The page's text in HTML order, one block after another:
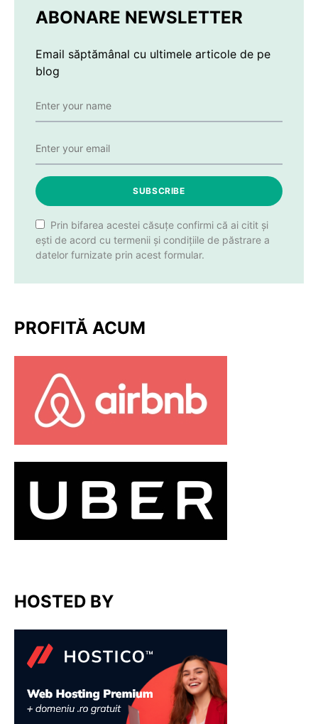
ABONARE NEWSLETTER
Email săptămânal cu ultimele articole de pe
blog
SUBSCRIBE
Prin bifarea acestei căsuțe confirmi că ai citit și
ești de acord cu termenii și condițiile de păstrare a
datelor furnizate prin acest formular.
PROFITĂ ACUM
HOSTED BY